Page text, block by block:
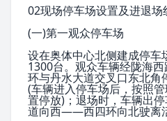
02现场停车场设置及进退场
(一)第一观众停车场
设在奥体中心北侧建成停车
1300台。观众车辆经陇海西
环与丹水大道交叉口东北角
(车辆进入停车场后，按照
置停放)；退场时，车辆出
道向西——西四环向北驶离